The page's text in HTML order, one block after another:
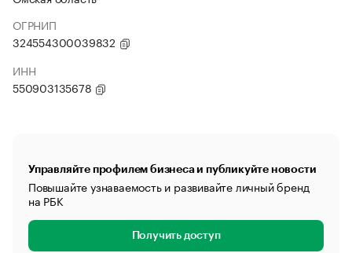
ОГРНИП
324554300039832
ИНН
550903135678
Управляйте профилем бизнеса и публикуйте новости
Повышайте узнаваемость и развивайте личный бренд
на РБК
Получить доступ